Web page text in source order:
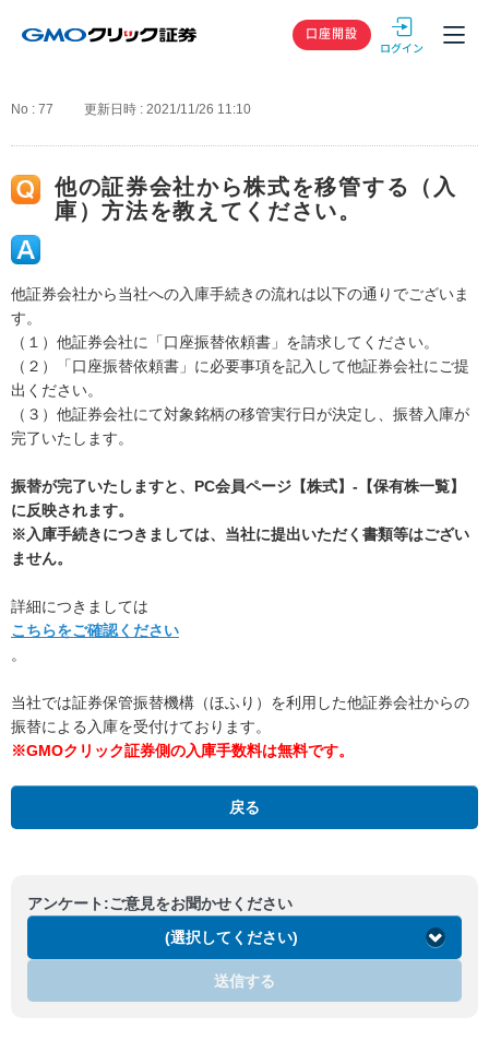
GMOクリック
口座開設
No : 77 更新日時 : 2021/11/26 11:10
他の証券会社から株式を移管する（入
庫）方法を教えてください。
他証券会社から当社への入庫手続きの流れは以下の通りでございま
す。
（１）他証券会社に「口座振替依頼書」を請求してください。
（２）「口座振替依頼書」に必要事項を記入して他証券会社にご提
出ください。
（３）他証券会社にて対象銘柄の移管実行日が決定し、振替入庫が
完了いたします。
振替が完了いたしますと、PC会員ページ【株式】-【保有株一覧】
に反映されます。
※入庫手続きにつきましては、当社に提出いただく書類等はござい
ません。
詳細につきましては
こちらをご確認ください
。
当社では証券保管振替機構（ほふり）を利用した他証券会社からの
振替による入庫を受付けております。
※GMOクリック証券側の入庫手数料は無料です。
戻る
アンケート:ご意見をお聞かせください
(選択してください)
送信する